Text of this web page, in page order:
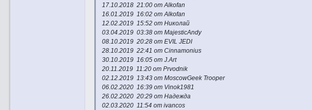
17.10.2018 21:00 от Alkofan
16.01.2019 16:02 от Alkofan
12.02.2019 15:52 от Николай
03.04.2019 03:38 от MajesticAndy
08.10.2019 20:28 от EVIL JEDI
28.10.2019 22:41 от Cinnamonius
30.10.2019 16:05 от J.Art
20.11.2019 11:20 от Prvodnik
02.12.2019 13:43 от MoscowGeek Trooper
06.02.2020 16:39 от Vinok1981
26.02.2020 20:29 от Надежда
02.03.2020 11:54 от ivancos